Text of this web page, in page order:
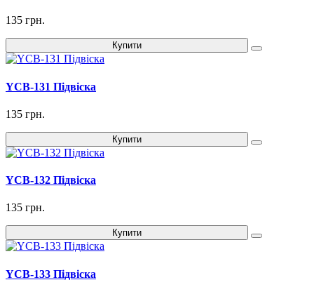
135 грн.
Купити
YCB-131 Підвіска
135 грн.
Купити
YCB-132 Підвіска
135 грн.
Купити
YCB-133 Підвіска